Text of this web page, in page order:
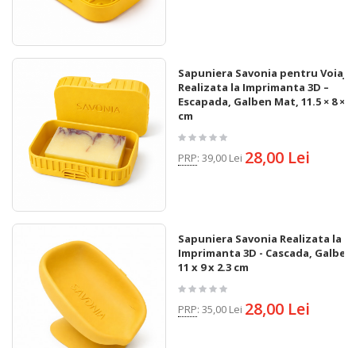
Sapuniera Savonia pentru Voiaj
Realizata la Imprimanta 3D –
Escapada, Galben Mat, 11.5 × 8 × 4
cm
PRP: 39,00 Lei 28,00 Lei
Sapuniera Savonia Realizata la
Imprimanta 3D - Cascada, Galben,
11 x 9 x 2.3 cm
PRP: 35,00 Lei 28,00 Lei